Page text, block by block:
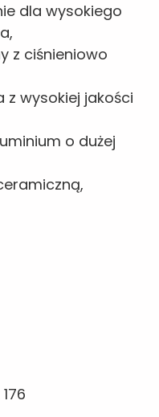
dla wysokiego
z ciśnieniowo
z wysokiej jakości
o dużej